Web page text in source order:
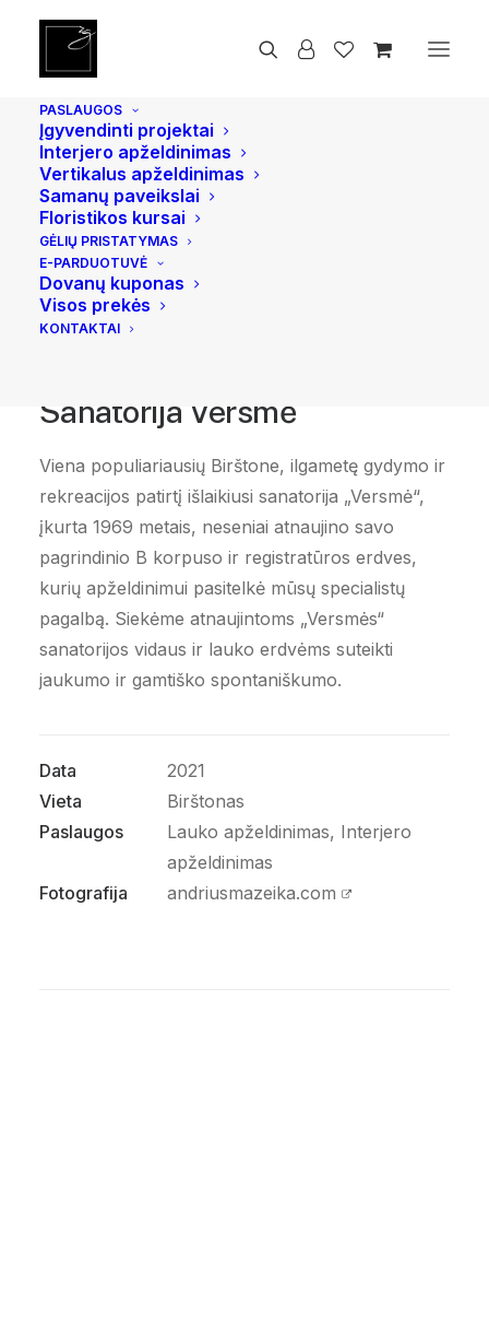
PASLAUGOS
Įgyvendinti projektai
Interjero apželdinimas
Vertikalus apželdinimas
Samanų paveikslai
Floristikos kursai
GĖLIŲ PRISTATYMAS
E-PARDUOTUVĖ
Dovanų kuponas
Visos prekės
KONTAKTAI
Sanatorija Versmė
Viena populiariausių Birštone, ilgametę gydymo ir
rekreacijos patirtį išlaikiusi sanatorija „Versmė“,
įkurta 1969 metais, neseniai atnaujino savo
pagrindinio B korpuso ir registratūros erdves,
kurių apželdinimui pasitelkė mūsų specialistų
pagalbą. Siekėme atnaujintoms „Versmės“
sanatorijos vidaus ir lauko erdvėms suteikti
jaukumo ir gamtiško spontaniškumo.
Data
2021
Vieta
Birštonas
Paslaugos
Lauko apželdinimas, Interjero
apželdinimas
Fotografija
andriusmazeika.com